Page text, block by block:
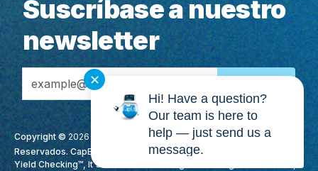
Suscríbase a nuestro
newsletter
Email Address
Copyright © 2026 CapEd Credit Union. Todos los Derechos
Reservados. CapEd, MoneyTracker®, We Love Teachers®, High
Yield Checking™, It's More Than Banking. It's Making A Difference.,
✕
Hi! Have a question?
Our team is here to
help — just send us a
message.